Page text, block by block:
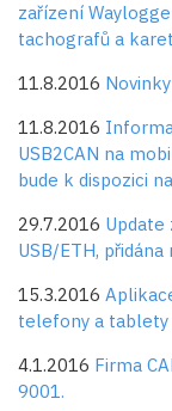
zařízení
tachografů a
11.8.2016
11.8.2016
USB2CAN na
bude k dispozici
29.7.2016 Update
USB/ETH,
15.3.2016
telefony a tablety
4.1.2016 Firma
9001.